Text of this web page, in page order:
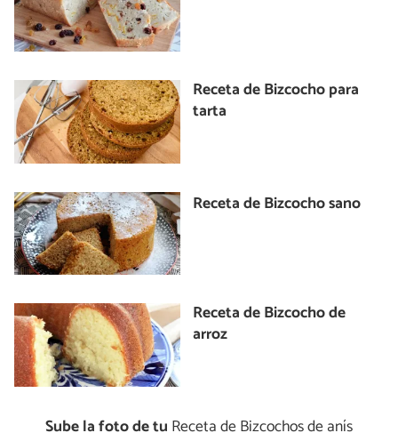
Receta de Bizcocho para
tarta
Receta de Bizcocho sano
Receta de Bizcocho de
arroz
Sube la foto de tu Receta de Bizcochos de anís